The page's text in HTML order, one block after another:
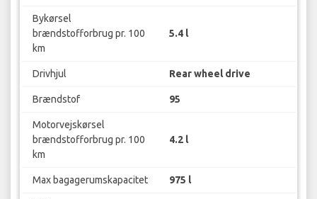
Bykørsel
brændstofforbrug pr. 100
km
5.4 l
Drivhjul Rear wheel drive
Brændstof 95
Motorvejskørsel
brændstofforbrug pr. 100
km
4.2 l
Max bagagerumskapacitet 975 l